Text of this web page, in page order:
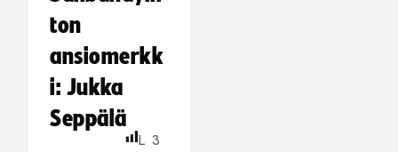
ton
ansiomerkk
i: Jukka
Seppälä
L 3